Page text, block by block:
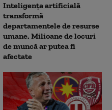
Inteligența artificială
transformă
departamentele de resurse
umane. Milioane de locuri
de muncă ar putea fi
afectate